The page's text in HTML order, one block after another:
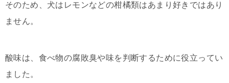
そのため、犬はレモンなどの柑橘類はあまり好きではあり
ません。
酸味は、食べ物の腐敗臭や味を判断するために役立ってい
ました。